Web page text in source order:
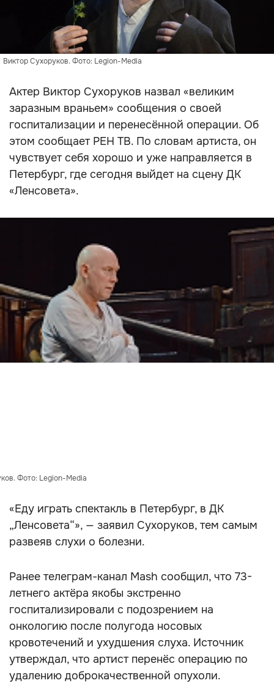
Виктор Сухоруков. Фото: Legion-Media
Актер Виктор Сухоруков назвал «великим
заразным враньем» сообщения о своей
госпитализации и перенесённой операции. Об
этом сообщает РЕН ТВ. По словам артиста, он
чувствует себя хорошо и уже направляется в
Петербург, где сегодня выйдет на сцену ДК
«Ленсовета».
Фото: Legion-Media
«Еду играть спектакль в Петербург, в ДК
„Ленсовета“», — заявил Сухоруков, тем самым
развеяв слухи о болезни.
Ранее телеграм-канал Mash сообщил, что 73-
летнего актёра якобы экстренно
госпитализировали с подозрением на
онкологию после полугода носовых
кровотечений и ухудшения слуха. Источник
утверждал, что артист перенёс операцию по
удалению доброкачественной опухоли.